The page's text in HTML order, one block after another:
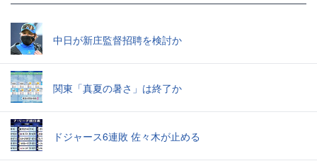
中日が新庄監督招聘を検討か
関東「真夏の暑さ」は終了か
ドジャース6連敗 佐々木が止める